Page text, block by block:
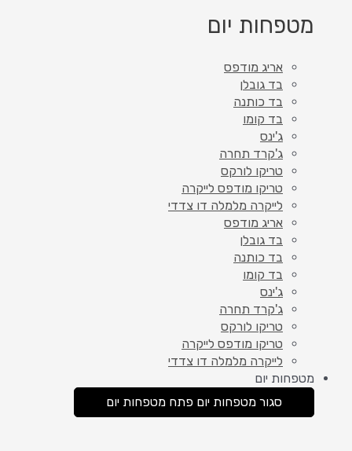
מטפחות יום
אריג מודפס
בד גובלן
בד כותנה
בד קומו
ג'ינס
ג'קרד תחרה
טריקו לורקס
טריקו מודפס לייקרה
לייקרה מלמלה דו צדדי
אריג מודפס
בד גובלן
בד כותנה
בד קומו
ג'ינס
ג'קרד תחרה
טריקו לורקס
טריקו מודפס לייקרה
לייקרה מלמלה דו צדדי
מטפחות יום
סגור מטפחות יום פתח מטפחות יום